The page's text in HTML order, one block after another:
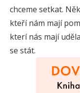
chceme setkat.
kteří nám mají
kterí nás mají
se stát.